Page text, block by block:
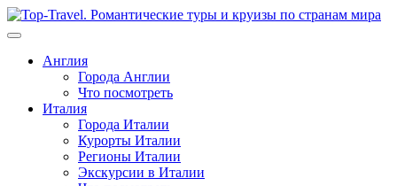
Перейти
к
Англия
Города Англии
Что посмотреть
Италия
Города Италии
Курорты Италии
Регионы Италии
Экскурсии в Италии